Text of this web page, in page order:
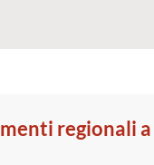
regionali